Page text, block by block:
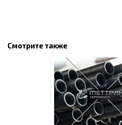
Смотрите также